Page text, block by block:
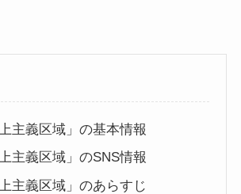
上主義区域」の基本情報
主義区域」のSNS情報
上主義区域」のあらすじ